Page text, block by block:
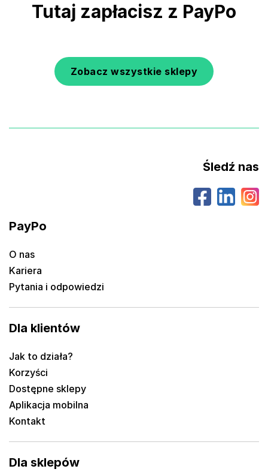
Tutaj zapłacisz z PayPo
Zobacz wszystkie sklepy
PayPo
O nas
Kariera
Pytania i odpowiedzi
Dla klientów
Jak to działa?
Korzyści
Dostępne sklepy
Aplikacja mobilna
Kontakt
Dla sklepów
Śledź nas